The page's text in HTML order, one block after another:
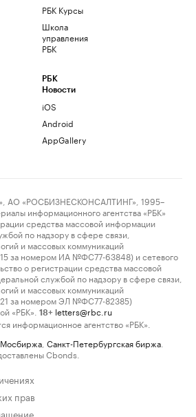
РБК Курсы
Школа
управления
РБК
РБК
Новости
iOS
Android
AppGallery
АО «РОСБИЗНЕСКОНСАЛТИНГ», 1995–
информационного агентства «РБК»
средства массовой информации
по надзору в сфере связи,
и массовых коммуникаций
за номером ИА №ФС77-63848) и сетевого
о регистрации средства массовой
службой по надзору в сфере связи,
и массовых коммуникаций
за номером ЭЛ №ФС77-82385)
«РБК».
18+ letters@rbc.ru
информационное агентство «РБК».
Мосбиржа Санкт-Петербургская биржа
Cbonds.
прав